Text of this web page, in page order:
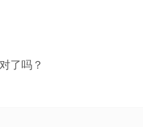
了吗？